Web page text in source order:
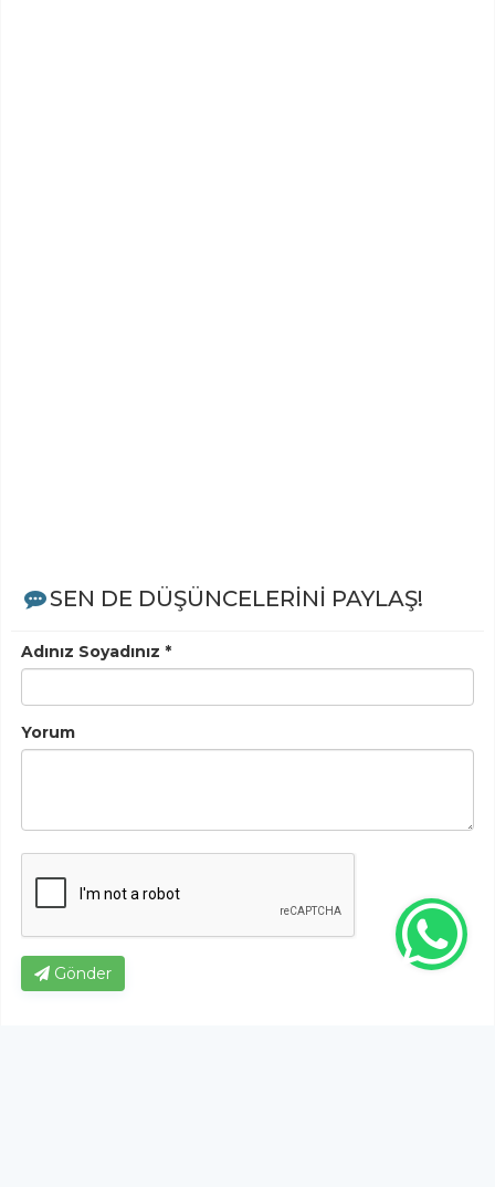
SEN DE DÜŞÜNCELERİNİ PAYLAŞ!
Adınız Soyadınız *
Yorum
Gönder